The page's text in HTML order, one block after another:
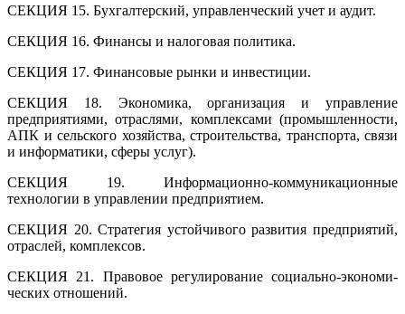
СЕКЦИЯ 15. Бухгалтерский, управленческий учет и аудит.
СЕКЦИЯ 16. Финансы и налоговая политика.
СЕКЦИЯ 17. Финансовые рынки и инвестиции.
СЕКЦИЯ 18. Экономика, организация и управление
предприятиями, отраслями, комплексами (промышленности,
АПК и сельского хозяйства, строительства, транспорта, связи
и информатики, сферы услуг).
СЕКЦИЯ 19. Информационно-коммуникационные
технологии в управлении предприятием.
СЕКЦИЯ 20. Стратегия устойчивого развития предприятий,
отраслей, комплексов.
СЕКЦИЯ 21. Правовое регулирование социально-экономи­
ческих отношений.